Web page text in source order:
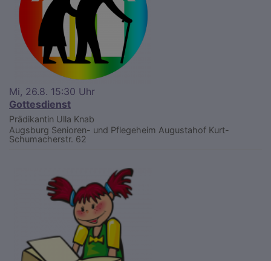
Mi, 26.8. 15:30 Uhr
Gottesdienst
Prädikantin Ulla Knab
Augsburg Senioren- und Pflegeheim Augustahof Kurt-
Schumacherstr. 62